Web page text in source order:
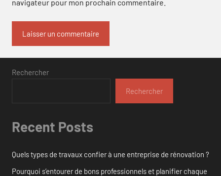
navigateur pour mon prochain commentaire.
Rechercher
Rechercher
Recent Posts
Quels types de travaux confier à une entreprise de rénovation ?
Pourquoi s’entourer de bons professionnels et planifier chaque